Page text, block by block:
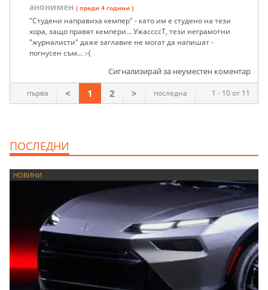
анонимен ( преди 4 години )
"Студени направиха кемпер" - като им е студено на тези
хора, защо правят кемпери... УжассссТ, тези неграмотни
"журналисти" даже заглавие не могат да напишат -
погнусен съм... :-(
Сигнализирай за неуместен коментар
1 - 10 от 11
първа < 1 2 > последна
ПОСЛЕДНИ
НОВИНИ